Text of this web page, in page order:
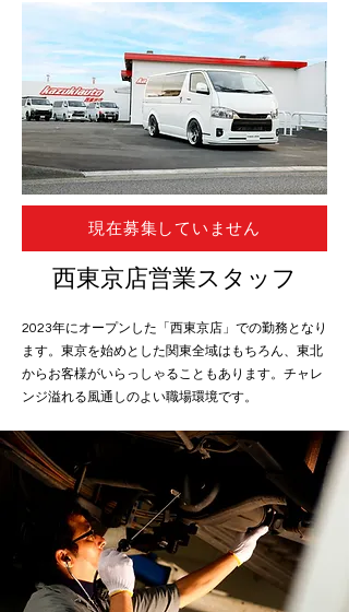
現在募集していません
西東京店営業スタッフ
2023年にオープンした「西東京店」での勤務となり
ます。東京を始めとした関東全域はもちろん、東北
からお客様がいらっしゃることもあります。チャレ
ンジ溢れる風通しのよい職場環境です。